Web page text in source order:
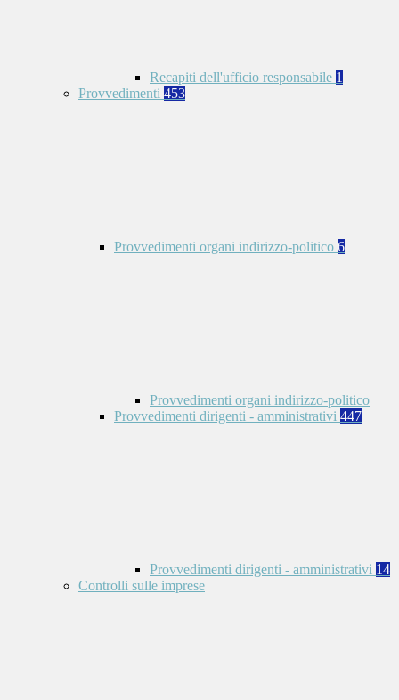
Recapiti dell'ufficio responsabile 1
Provvedimenti 453
Provvedimenti organi indirizzo-politico 6
Provvedimenti organi indirizzo-politico
Provvedimenti dirigenti - amministrativi 447
Provvedimenti dirigenti - amministrativi 14
Controlli sulle imprese